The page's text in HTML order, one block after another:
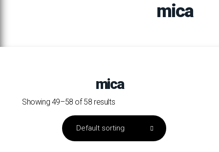
mica
mica
Showing 49–58 of 58 results